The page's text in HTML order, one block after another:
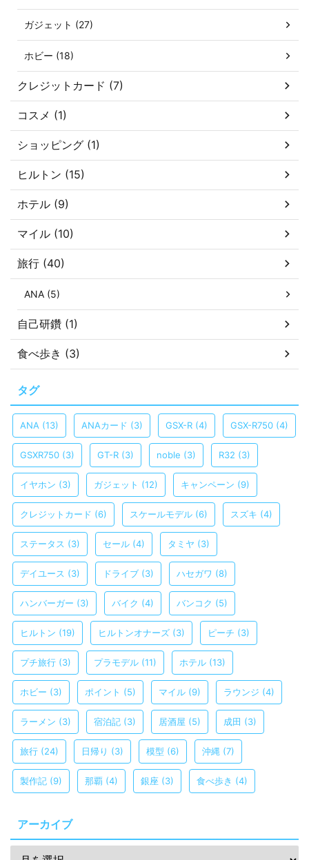
ガジェット (27)
ホビー (18)
クレジットカード (7)
コスメ (1)
ショッピング (1)
ヒルトン (15)
ホテル (9)
マイル (10)
旅行 (40)
ANA (5)
自己研鑽 (1)
食べ歩き (3)
タグ
ANA (13) ANAカード (3) GSX-R (4) GSX-R750 (4)
GSXR750 (3) GT-R (3) noble (3) R32 (3)
イヤホン (3) ガジェット (12) キャンペーン (9)
クレジットカード (6) スケールモデル (6) スズキ (4)
ステータス (3) セール (4) タミヤ (3)
デイユース (3) ドライブ (3) ハセガワ (8)
ハンバーガー (3) バイク (4) バンコク (5)
ヒルトン (19) ヒルトンオナーズ (3) ピーチ (3)
プチ旅行 (3) プラモデル (11) ホテル (13)
ホビー (3) ポイント (5) マイル (9) ラウンジ (4)
ラーメン (3) 宿泊記 (3) 居酒屋 (5) 成田 (3)
旅行 (24) 日帰り (3) 模型 (6) 沖縄 (7)
製作記 (9) 那覇 (4) 銀座 (3) 食べ歩き (4)
アーカイブ